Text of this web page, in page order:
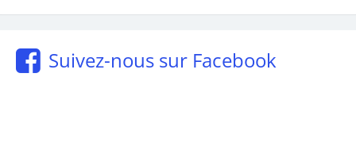
Suivez-nous sur Facebook